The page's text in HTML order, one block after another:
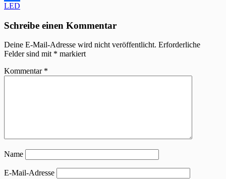
Teilen
Beitragsnavigation
LED
Schreibe einen Kommentar
Deine E-Mail-Adresse wird nicht veröffentlicht. Erforderliche
Felder sind mit * markiert
Kommentar *
Name
E-Mail-Adresse